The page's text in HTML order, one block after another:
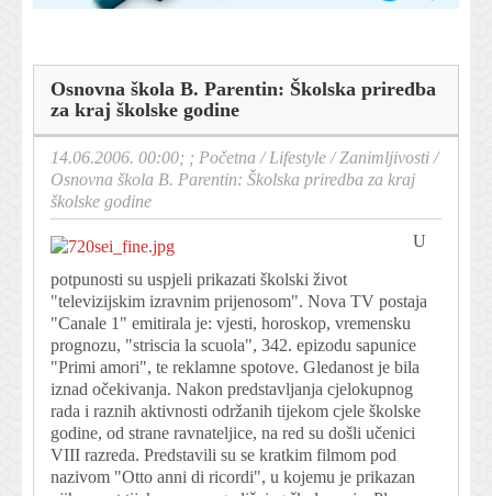
Osnovna škola B. Parentin: Školska priredba
za kraj školske godine
14.06.2006. 00:00; ; Početna /Lifestyle /Zanimljivosti /
Osnovna škola B. Parentin: Školska priredba za kraj
školske godine
U
potpunosti su uspjeli prikazati školski život
"televizijskim izravnim prijenosom". Nova TV postaja
"Canale 1" emitirala je: vjesti, horoskop, vremensku
prognozu, "striscia la scuola", 342. epizodu sapunice
"Primi amori", te reklamne spotove. Gledanost je bila
iznad očekivanja. Nakon predstavljanja cjelokupnog
rada i raznih aktivnosti održanih tijekom cjele školske
godine, od strane ravnateljice, na red su došli učenici
VIII razreda. Predstavili su se kratkim filmom pod
nazivom "Otto anni di ricordi", u kojemu je prikazan